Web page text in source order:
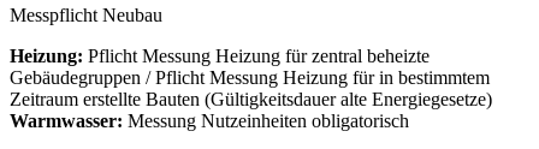
Messpflicht Neubau
Heizung: Pflicht Messung Heizung für zentral beheizte
Gebäudegruppen / Pflicht Messung Heizung für in bestimmtem
Zeitraum erstellte Bauten (Gültigkeitsdauer alte Energiegesetze)
Warmwasser: Messung Nutzeinheiten obligatorisch